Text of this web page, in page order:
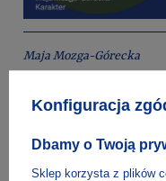
Maja Mozga-Górecka
Konfiguracja
Dbamy o Twoją
Sklep korzysta z plików